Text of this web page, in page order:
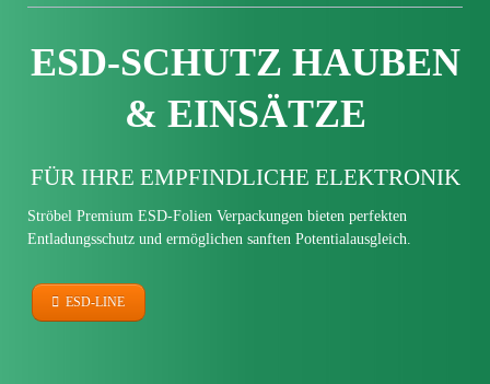
ESD-SCHUTZ HAUBEN
& EINSÄTZE
FÜR IHRE EMPFIND­LICHE ELEKTRONIK
Ströbel Premium ESD-Folien Verpackungen bieten perfekten
Entladungs­schutz und ermöglichen sanften Potential­ausgleich.
ESD-LINE